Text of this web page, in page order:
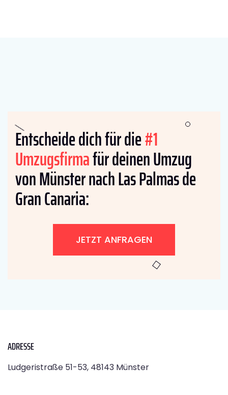
Entscheide dich für die#1
Umzugsfirmafür deinen Umzug
von Münster nach Las Palmas de
Gran Canaria:
JETZT ANFRAGEN
ADRESSE
Ludgeristraße 51-53, 48143 Münster